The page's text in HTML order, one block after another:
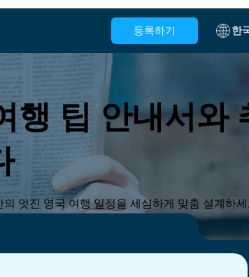
등록하기 한
벨기에
칠레
에스토니아
행 팁 안내서와
멋진 영국 여행 일정을 세심하게 맞춤 설계하세